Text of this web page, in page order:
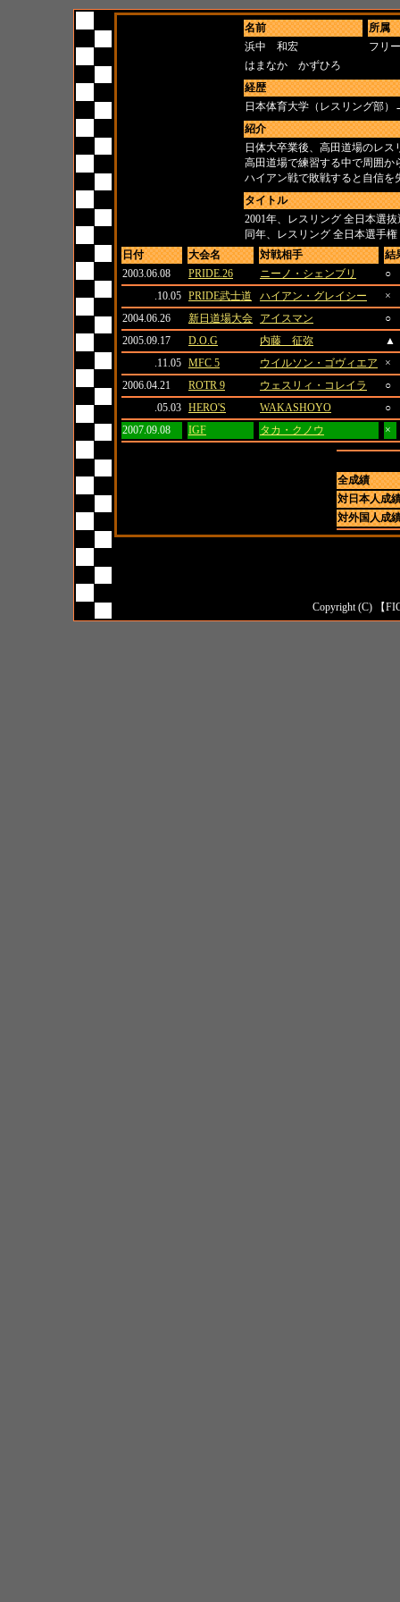
名前
所属
浜中 和宏
フリー
はまなか かずひろ
経歴
日本体育大学（レスリング部
紹介
日体大卒業後、高田道場のレ
高田道場で練習する中で周囲か
ハイアン戦で敗戦すると自信を
タイトル
2001年、レスリング 全日本選
同年、レスリング 全日本選手
日付
大会名 対戦相手
結
2003.06.08
PRIDE.26 ニーノ・シェンブリ
○
.10.05 PRIDE武士道 ハイアン・グレイシー
×
2004.06.26
新日道場大会 アイスマン
○
2005.09.17
D.O.G 内藤 征弥
▲
.11.05 MFC 5 ウイルソン・ゴヴィエア
×
2006.04.21
ROTR 9 ウェスリィ・コレイラ
○
.05.03 HERO'S WAKASHOYO
○
2007.09.08
IGF タカ・クノウ ×
全成績
対日本人成
対外国人成
Copyright (C) 【